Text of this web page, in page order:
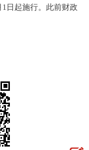
日起施行。此前财政